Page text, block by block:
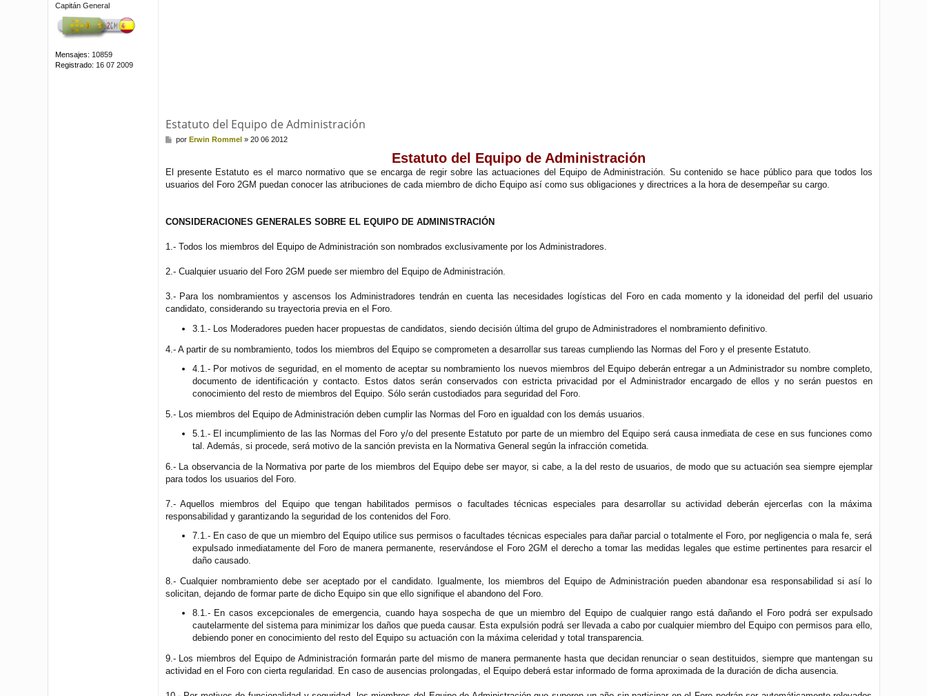
Capitán General
Mensajes: 10859
Registrado: 16 07 2009
Estatuto del Equipo de Administración
M
s
a
j
porErwin Rommel »20 06 2012
Estatuto del Equipo de Administración
El presente Estatuto es el marco normativo que se encarga de regir sobre las actuaciones del Equipo de Administración. Su contenido se hace público para que todos los
usuarios del Foro 2GM puedan conocer las atribuciones de cada miembro de dicho Equipo así como sus obligaciones y directrices a la hora de desempeñar su cargo.
CONSIDERACIONES GENERALES SOBRE EL EQUIPO DE ADMINISTRACIÓN
1.- Todos los miembros del Equipo de Administración son nombrados exclusivamente por los Administradores.
2.- Cualquier usuario del Foro 2GM puede ser miembro del Equipo de Administración.
3.- Para los nombramientos y ascensos los Administradores tendrán en cuenta las necesidades logísticas del Foro en cada momento y la idoneidad del perfil del usuario
candidato, considerando su trayectoria previa en el Foro.
3.1.- Los Moderadores pueden hacer propuestas de candidatos, siendo decisión última del grupo de Administradores el nombramiento definitivo.
4.- A partir de su nombramiento, todos los miembros del Equipo se comprometen a desarrollar sus tareas cumpliendo las Normas del Foro y el presente Estatuto.
4.1.- Por motivos de seguridad, en el momento de aceptar su nombramiento los nuevos miembros del Equipo deberán entregar a un Administrador su nombre completo,
documento de identificación y contacto. Estos datos serán conservados con estricta privacidad por el Administrador encargado de ellos y no serán puestos en
conocimiento del resto de miembros del Equipo. Sólo serán custodiados para seguridad del Foro.
5.- Los miembros del Equipo de Administración deben cumplir las Normas del Foro en igualdad con los demás usuarios.
5.1.- El incumplimiento de las las Normas del Foro y/o del presente Estatuto por parte de un miembro del Equipo será causa inmediata de cese en sus funciones como
tal. Además, si procede, será motivo de la sanción prevista en la Normativa General según la infracción cometida.
6.- La observancia de la Normativa por parte de los miembros del Equipo debe ser mayor, si cabe, a la del resto de usuarios, de modo que su actuación sea siempre ejemplar
para todos los usuarios del Foro.
7.- Aquellos miembros del Equipo que tengan habilitados permisos o facultades técnicas especiales para desarrollar su actividad deberán ejercerlas con la máxima
responsabilidad y garantizando la seguridad de los contenidos del Foro.
7.1.- En caso de que un miembro del Equipo utilice sus permisos o facultades técnicas especiales para dañar parcial o totalmente el Foro, por negligencia o mala fe, será
expulsado inmediatamente del Foro de manera permanente, reservándose el Foro 2GM el derecho a tomar las medidas legales que estime pertinentes para resarcir el
daño causado.
8.- Cualquier nombramiento debe ser aceptado por el candidato. Igualmente, los miembros del Equipo de Administración pueden abandonar esa responsabilidad si así lo
solicitan, dejando de formar parte de dicho Equipo sin que ello signifique el abandono del Foro.
8.1.- En casos excepcionales de emergencia, cuando haya sospecha de que un miembro del Equipo de cualquier rango está dañando el Foro podrá ser expulsado
cautelarmente del sistema para minimizar los daños que pueda causar. Esta expulsión podrá ser llevada a cabo por cualquier miembro del Equipo con permisos para ello,
debiendo poner en conocimiento del resto del Equipo su actuación con la máxima celeridad y total transparencia.
9.- Los miembros del Equipo de Administración formarán parte del mismo de manera permanente hasta que decidan renunciar o sean destituidos, siempre que mantengan su
actividad en el Foro con cierta regularidad. En caso de ausencias prolongadas, el Equipo deberá estar informado de forma aproximada de la duración de dicha ausencia.